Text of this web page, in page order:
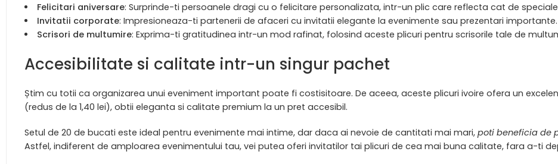
Felicitari aniversare: Surprinde-ti persoanele dragi cu o felicitare personalizata, intr-un plic care reflecta cat de
Invitatii corporate: Impresioneaza-ti partenerii de afaceri cu invitatii elegante la evenimente sau prezentari importante.
Scrisori de multumire: Exprima-ti gratitudinea intr-un mod rafinat, folosind aceste plicuri pentru scrisorile tale de
Accesibilitate si calitate intr-un singur pachet
Știm cu totii ca organizarea unui eveniment important poate fi costisitoare. De aceea, aceste plicuri ivoire ofera un
(redus de la 1,40 lei), obtii eleganta si calitate premium la un pret accesibil.
Setul de 20 de bucati este ideal pentru evenimente mai intime, dar daca ai nevoie de cantitati mai mari, poti beneficia de
Astfel, indiferent de amploarea evenimentului tau, vei putea oferi invitatilor tai plicuri de cea mai buna calitate, fara a-ti